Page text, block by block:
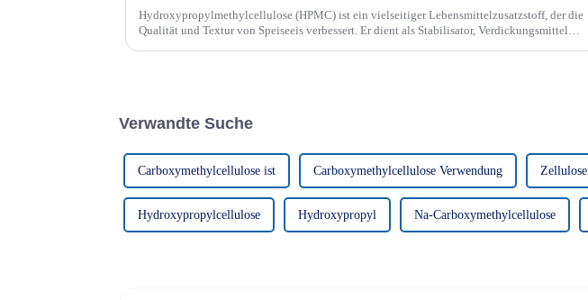
Hydroxypropylmethylcellulose (HPMC) ist ein vielseitiger Lebensmittelzusatzstoff, der die
Qualität und Textur von Speiseeis verbessert. Er dient als Stabilisator, Verdickungsmittel
Verwandte Suche
Carboxymethylcellulose ist Carboxymethylcellulose Verwendung Zellulose
Hydroxypropylcellulose Hydroxypropyl Na-Carboxymethylcellulose